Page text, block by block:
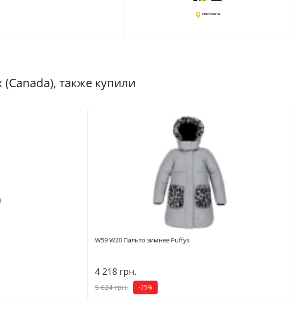
также купили
W59 W20 Пальто зимнее Puffys
4 218 грн.
5 624 грн. -25%